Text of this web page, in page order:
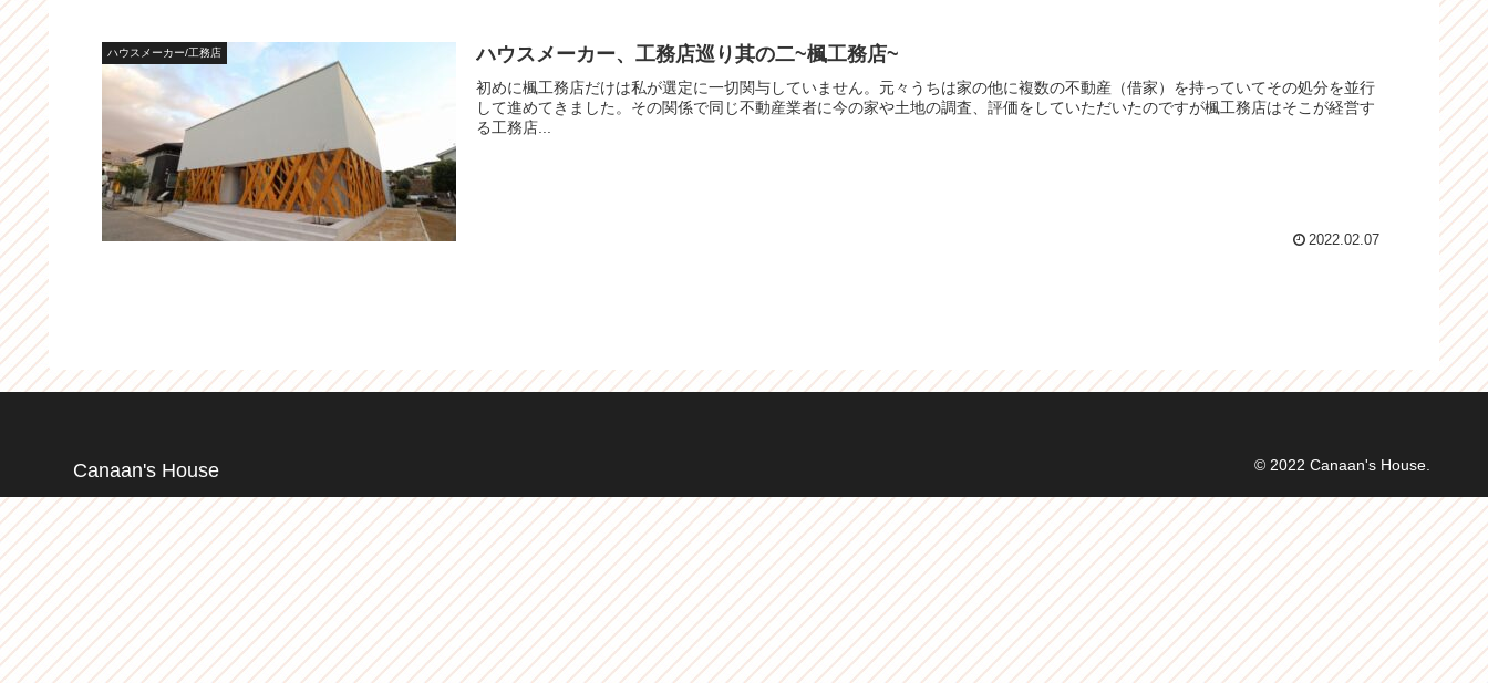
ハウスメーカー/工務店 ハウスメーカー、工務店巡り其の二~楓工務店~
初めに楓工務店だけは私が選定に一切関与していません。元々うちは家の他に複数の不動産（借家）を持っていてその処分を並行
して進めてきました。その関係で同じ不動産業者に今の家や土地の調査、評価をしていただいたのですが楓工務店はそこが経営す
る工務店...
2022.02.07
Canaan's House © 2022 Canaan's House.